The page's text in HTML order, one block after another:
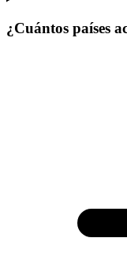
¿Cuántos países